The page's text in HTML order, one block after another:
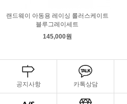
랜드웨이 아동용 레이싱 롤러스케이트
블루그레이세트
145,000원
공지사항 카톡상담